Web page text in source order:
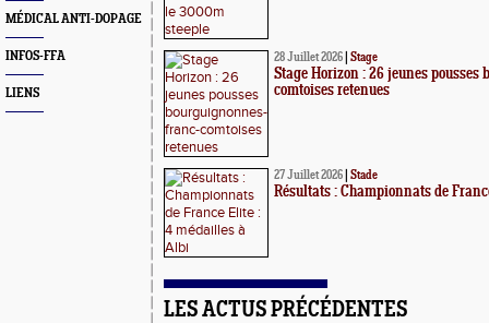
MÉDICAL ANTI-DOPAGE
INFOS-FFA
LIENS
28 Juillet 2026 Stage
Stage Horizon : 26 jeunes
comtoises retenues
27 Juillet 2026 Stade
Résultats : Championnats de
LES ACTUS PRÉCÉDENTES